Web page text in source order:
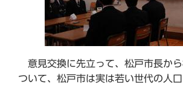
意見交換に先立って、松戸市長か
ついて、松戸市は実は若い世代の人